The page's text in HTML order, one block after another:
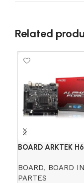
Related
BOARD ARKTEK
BOARD, BOARD
PARTES